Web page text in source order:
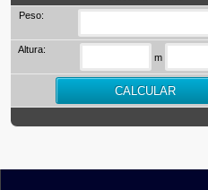
Peso:
Altura:
m